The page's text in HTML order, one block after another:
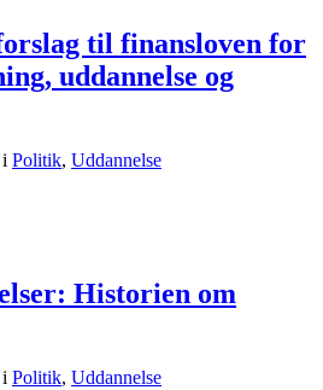
til finansloven for
uddannelse og
i Politik, Uddannelse
Historien om
i Politik, Uddannelse